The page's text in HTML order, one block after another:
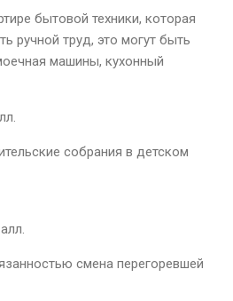
бытовой техники, которая
ручной труд, это могут быть
машины, кухонный
собрания в детском
смена перегоревшей